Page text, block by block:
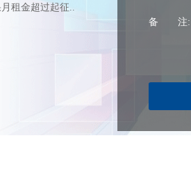
租金超过起征..
备 注: